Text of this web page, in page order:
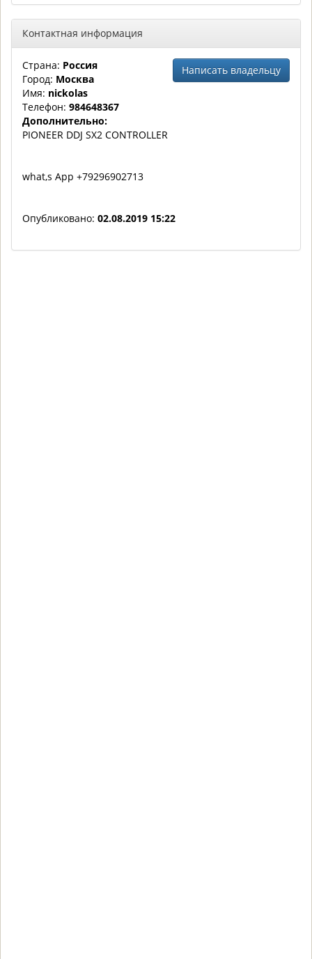
Контактная информация
Написать владельцу
Страна: Россия
Город: Москва
Имя: nickolas
Телефон: 984648367
Дополнительно:
PIONEER DDJ SX2 CONTROLLER
what,s App +79296902713
Опубликовано: 02.08.2019 15:22